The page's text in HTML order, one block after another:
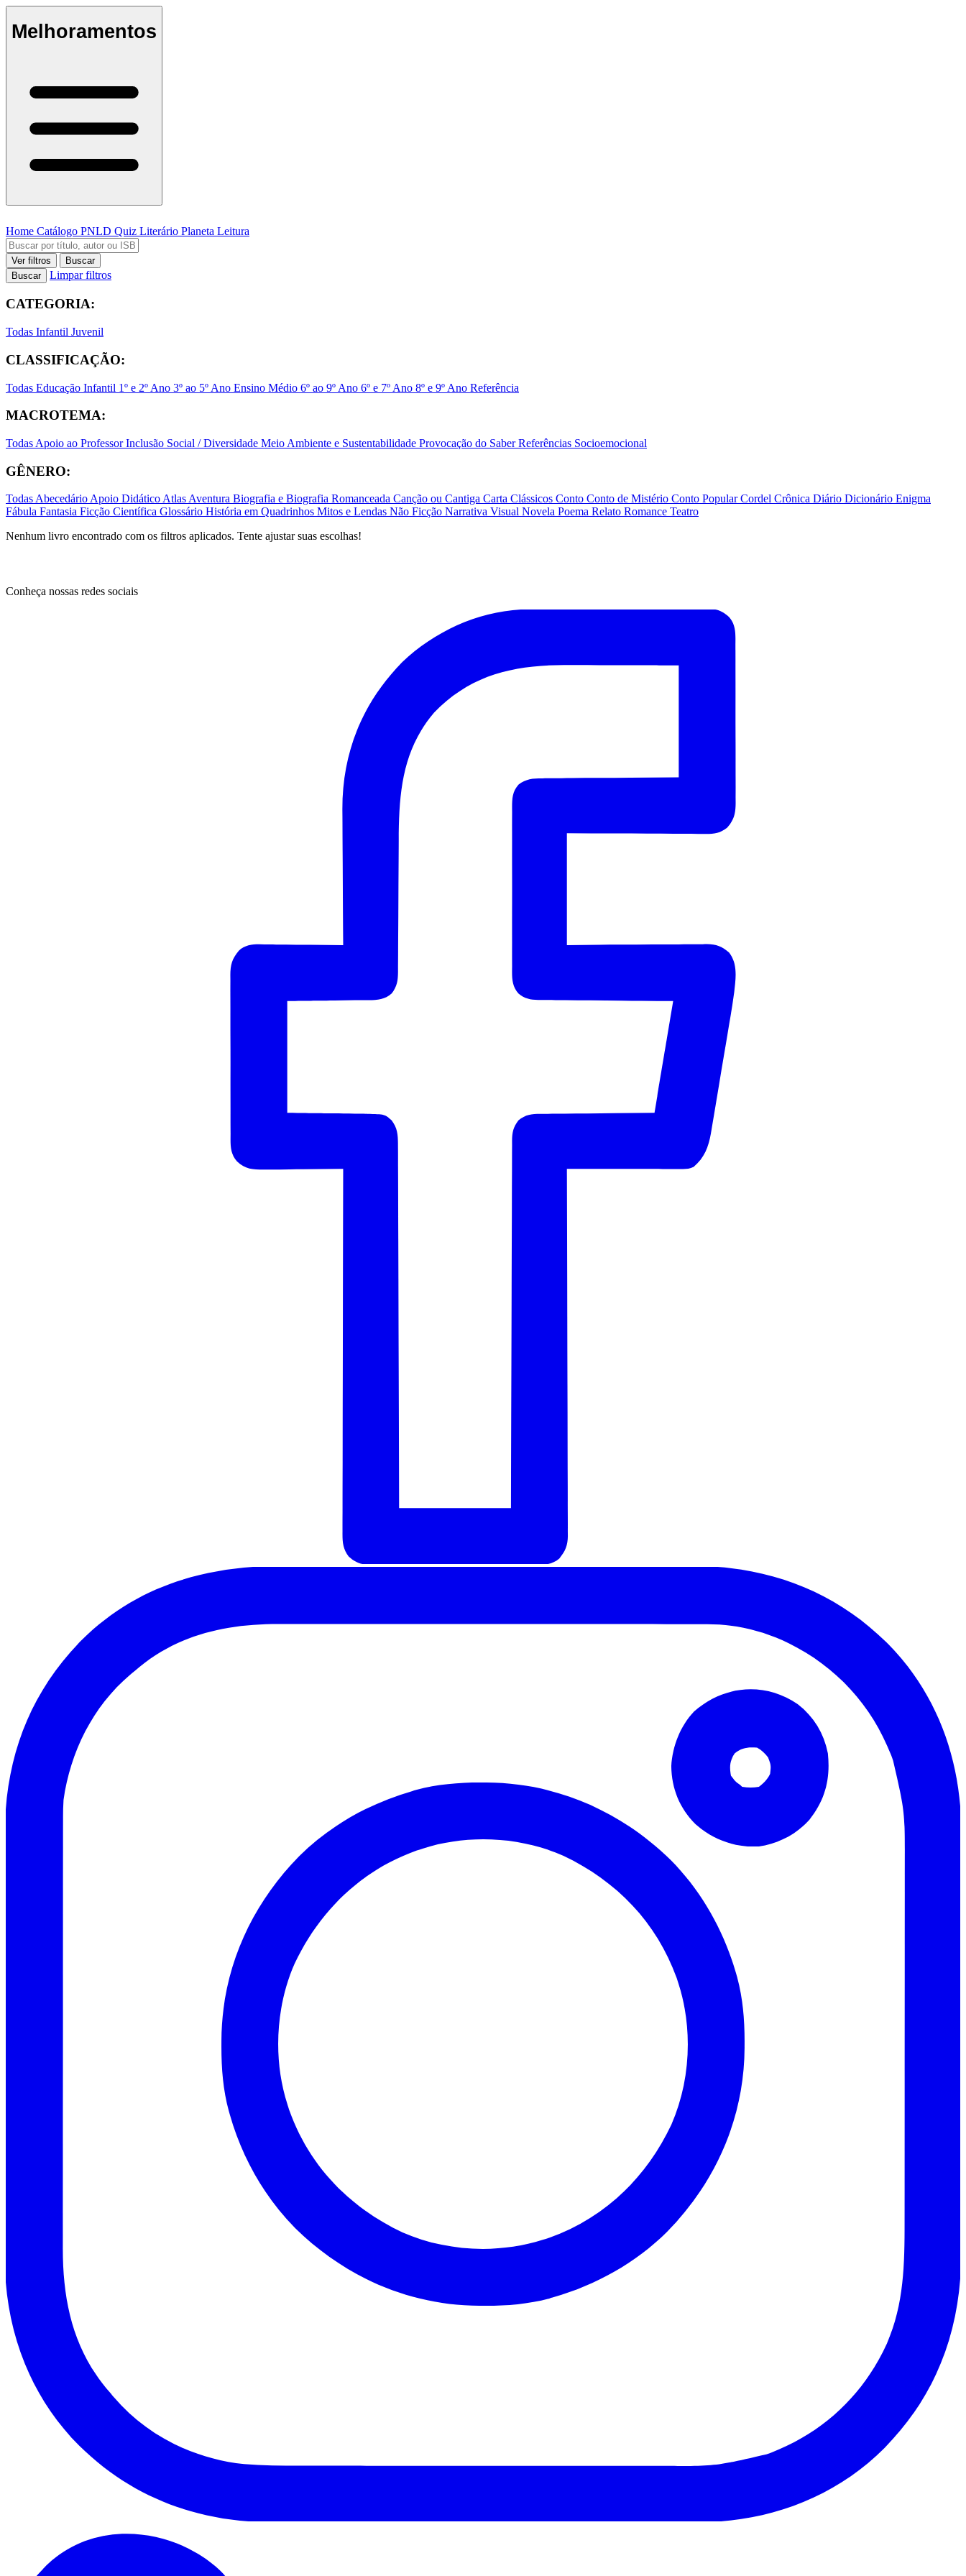
Melhoramentos
Home Catálogo PNLD Quiz Literário Planeta Leitura
Ver filtros
Buscar
Buscar
Limpar filtros
CATEGORIA:
Todas Infantil Juvenil
CLASSIFICAÇÃO:
Todas Educação Infantil 1º e 2º Ano 3º ao 5º Ano Ensino Médio 6º ao 9º Ano 6º e 7º Ano 8º e 9º Ano Referência
MACROTEMA:
Todas Apoio ao ProfessorInclusão Social / Diversidade Meio Ambiente e Sustentabilidade Provocação do SaberReferências Socioemocional
GÊNERO:
TodasAbecedárioApoio DidáticoAtlasAventura Biografia e Biografia Romanceada Canção ou Cantiga Carta Clássicos Conto Conto de Mistério Conto PopularCordel Crônica Diário Dicionário Enigma
Fábula Fantasia Ficção Científica Glossário História em Quadrinhos Mitos e Lendas Não Ficção Narrativa Visual Novela Poema Relato Romance Teatro
Nenhum livro encontrado com os filtros aplicados. Tente ajustar suas escolhas!
Conheça nossas redes sociais